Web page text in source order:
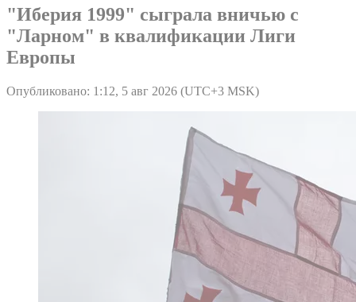
"Иберия 1999" сыграла вничью с
"Ларном" в квалификации Лиги
Европы
Опубликовано: 1:12, 5 авг 2026 (UTC+3 MSK)